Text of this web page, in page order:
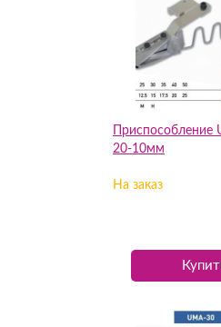
Приспособление
20-10мм
На заказ